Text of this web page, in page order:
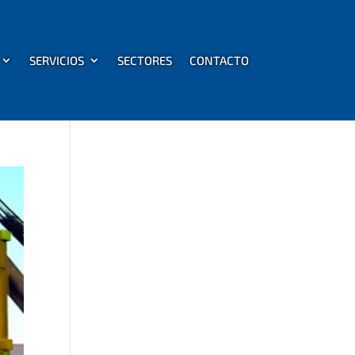
SERVICIOS SECTORES CONTACTO